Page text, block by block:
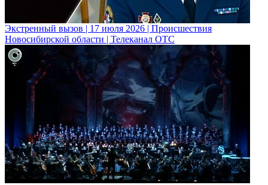
Экстренный вызов | 17 июля 2026 | Происшествия
Новосибирской области | Телеканал ОТС